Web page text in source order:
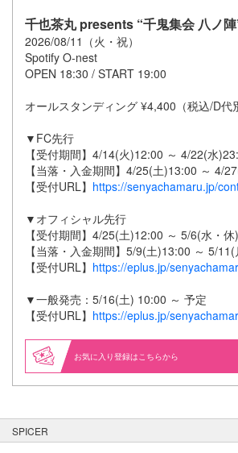
千也茶丸 presents “千鬼集会 八ノ陣
2026/08/11（火・祝）
Spotify O-nest
OPEN 18:30 / START 19:00
オールスタンディング ¥4,400（税込/D代
▼FC先行
【受付期間】4/14(火)12:00 ～ 4/22(水
【当落・入金期間】4/25(土)13:00 ～ 4/
【受付URL】 https://senyachamaru.jp/
▼オフィシャル先行
【受付期間】4/25(土)12:00 ～ 5/6(水・
【当落・入金期間】5/9(土)13:00 ～ 5/
【受付URL】 https://eplus.jp/
▼一般発売：5/16(土) 10:00 ～ 予定
【受付URL】 https://eplus.jp/
お気に入り登録はこちらから
SPICER